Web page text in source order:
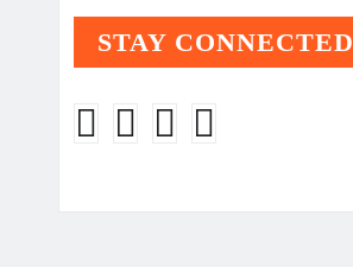
STAY CONNECTED